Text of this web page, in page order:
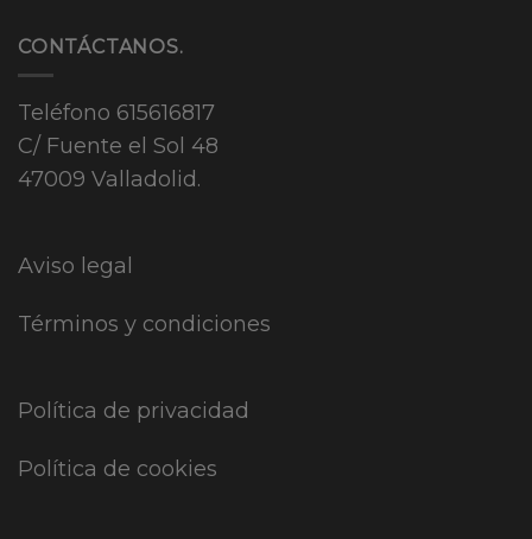
CONTÁCTANOS.
Teléfono 615616817
C/ Fuente el Sol 48
47009 Valladolid.
Aviso legal
Términos y condiciones
Política de privacidad
Política de cookies